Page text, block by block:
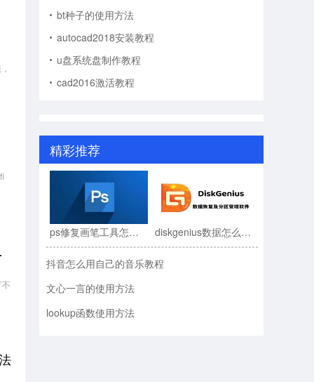
决方法
bt种子的使用方法
autocad2018安装教程
u盘系统盘制作教程
cad2016激活教程
精彩推荐
ps修复画笔工具怎么用?ps修复画笔工具使用教程 diskgenius数据怎么恢复?diskgenius数据恢复教程
抖音怎么用自己的音乐教程
文心一言的使用方法
lookup函数使用方法